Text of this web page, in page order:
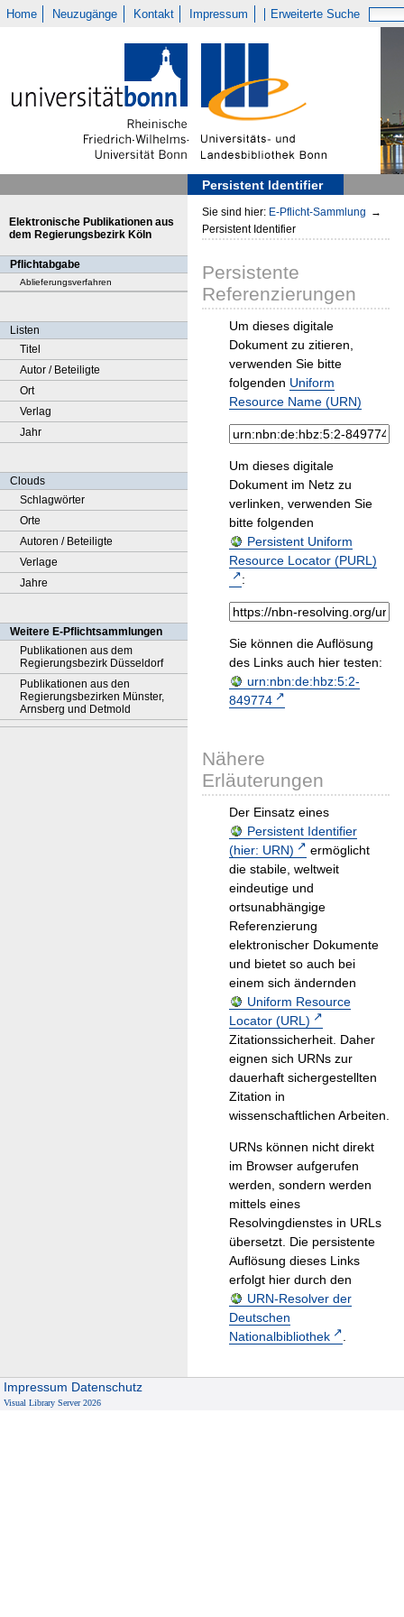
Home Neuzugänge Kontakt Impressum Erweiterte Suche
Persistent Identifier
Elektronische Publikationen aus
dem Regierungsbezirk Köln
Pflichtabgabe
Ablieferungsverfahren
Listen
Titel
Autor / Beteiligte
Ort
Verlag
Jahr
Clouds
Schlagwörter
Orte
Autoren / Beteiligte
Verlage
Jahre
Weitere E-Pflichtsammlungen
Publikationen aus dem
Regierungsbezirk Düsseldorf
Publikationen aus den
Regierungsbezirken Münster,
Arnsberg und Detmold
Sie sind hier: E-Pflicht-Sammlung →
Persistent Identifier
Persistente
Referenzierungen
Um dieses digitale
Dokument zu zitieren,
verwenden Sie bitte
folgenden Uniform
Resource Name (URN)
Um dieses digitale
Dokument im Netz zu
verlinken, verwenden Sie
bitte folgenden
Persistent Uniform
Resource Locator (PURL)
:
Sie können die Auflösung
des Links auch hier testen:
urn:nbn:de:hbz:5:2-
849774
Nähere
Erläuterungen
Der Einsatz eines
Persistent Identifier
(hier: URN)
ermöglicht
die stabile, weltweit
eindeutige und
ortsunabhängige
Referenzierung
elektronischer Dokumente
und bietet so auch bei
einem sich ändernden
Uniform Resource
Locator (URL)
Zitationssicherheit. Daher
eignen sich URNs zur
dauerhaft sichergestellten
Zitation in
wissenschaftlichen Arbeiten.
URNs können nicht direkt
im Browser aufgerufen
werden, sondern werden
mittels eines
Resolvingdienstes in URLs
übersetzt. Die persistente
Auflösung dieses Links
erfolgt hier durch den
URN-Resolver der
Deutschen
Nationalbibliothek
.
Impressum Datenschutz
Visual Library Server 2026